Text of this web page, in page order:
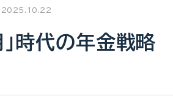
2025.10.22
」時代の年金戦略